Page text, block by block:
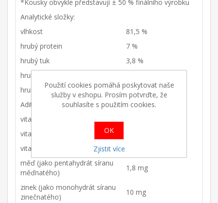
*Kousky obvykle představují ± 50 % finálního výrobku
Analytické složky:
vlhkost
81,5 %
hrubý protein
7 %
hrubý tuk
3,8 %
hrubý popel
hrubá vláknina
0,5 %
Aditiva: nutriční aditiva na kg:
vitamin A
vitamin D3
vitamin E
měď (jako pentahydrát síranu
měďnatého)
1,8 mg
zinek (jako monohydrát síranu
zinečnatého)
10 mg
Použití cookies pomáhá poskytovat naše
služby v eshopu. Prosím potvrďte, že
souhlasíte s použitím cookies.
OK
Zjistit více